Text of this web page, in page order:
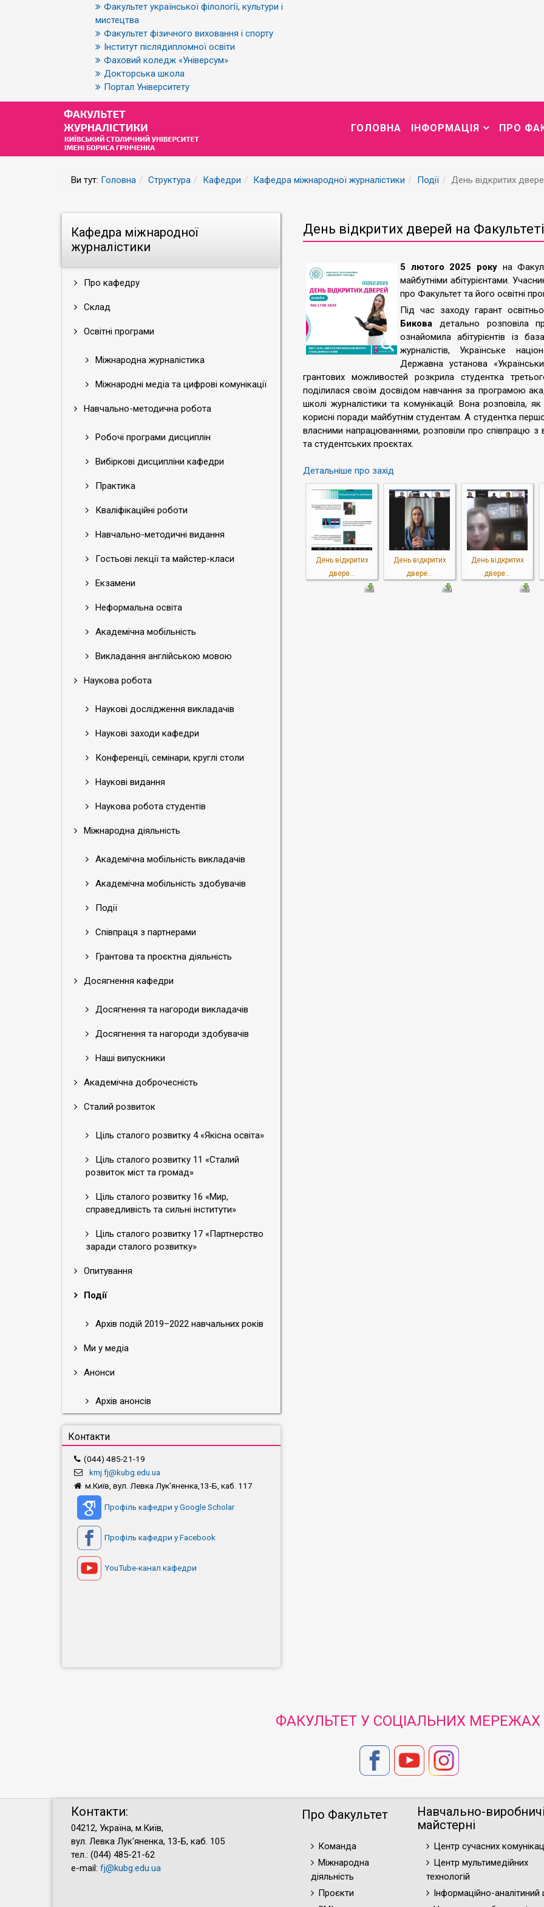
Факультет української філології, культури і
мистецтва
Факультет фізичного виховання і спорту
Інститут післядипломної освіти
Фаховий коледж «Універсум»
Докторська школа
Портал Університету
ГОЛОВНА ІНФОРМАЦІЯ ПРО
Ви тут: Головна Структура Кафедри Кафедра міжнародної журналістики Події День відкритих
Кафедра міжнародної
журналістики
Про кафедру
Склад
Освітні програми
Міжнародна журналістика
Міжнародні медіа та цифрові комунікації
Навчально-методична робота
Робочі програми дисциплін
Вибіркові дисципліни кафедри
Практика
Кваліфікаційні роботи
Навчально-методичні видання
Гостьові лекції та майстер-класи
Екзамени
Неформальна освіта
Академічна мобільність
Викладання англійською мовою
Наукова робота
Наукові дослідження викладачів
Наукові заходи кафедри
Конференції, семінари, круглі столи
Наукові видання
Наукова робота студентів
Міжнародна діяльність
Академічна мобільність викладачів
Академічна мобільність здобувачів
Події
Співпраця з партнерами
Грантова та проєктна діяльність
Досягнення кафедри
Досягнення та нагороди викладачів
Досягнення та нагороди здобувачів
Наші випускники
Академічна доброчесність
Сталий розвиток
Ціль сталого розвитку 4 «Якісна освіта»
Ціль сталого розвитку 11 «Сталий
розвиток міст та громад»
Ціль сталого розвитку 16 «Мир,
справедливість та сильні інститути»
Ціль сталого розвитку 17 «Партнерство
заради сталого розвитку»
Опитування
Події
Архів подій 2019–2022 навчальних років
Ми у медіа
Анонси
Архів анонсів
Контакти
(044) 485-21-19
kmj.fj@kubg.edu.ua
м.Київ, вул. Левка Лук'яненка,13-Б, каб. 117
Профіль кафедри у Google Scholar
Профіль кафедри у Facebook
YouTube-канал кафедри
День відкритих дверей на
5 лютого 2025 року на
майбутніми абітурієнтами.
про Факультет та його освітні
Під час заходу гарант
Бикова детально розповіла
ознайомила абітурієнтів із
журналістів, Українське
Державна установа
грантових можливостей розкрила студентка
поділилася своїм досвідом навчання за програмою
школі журналістики та комунікацій. Вона розповіла,
корисні поради майбутнім студентам. А студентка
власними напрацюваннями, розповіли про співпрацю з
та студентських проєктах.
Детальніше про захід
День відкритих
двере...
День відкритих
двере...
День відкритих
двере...
ФАКУЛЬТЕТ У СОЦІАЛЬНИХ МЕРЕЖАХ
Контакти:
04212, Україна, м.Київ,
вул. Левка Лук'яненка, 13-Б, каб. 105
тел.: (044) 485-21-62
e-mail: fj@kubg.edu.ua
Про Факультет
Команда
Міжнародна
діяльність
Проєкти
Навчально-виробничі
майстерні
Центр сучасних
Центр мультимедійних
технологій
Інформаційно-аналітиний